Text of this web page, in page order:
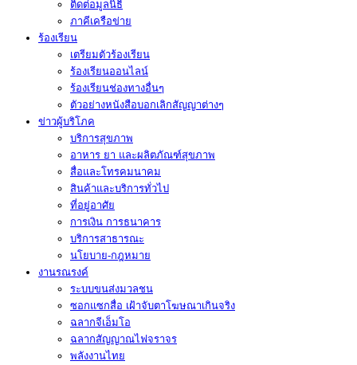
ติดต่อมูลนิธิ
ภาคีเครือข่าย
ร้องเรียน
เตรียมตัวร้องเรียน
ร้องเรียนออนไลน์
ร้องเรียนช่องทางอื่นๆ
ตัวอย่างหนังสือบอกเลิกสัญญาต่างๆ
ข่าวผู้บริโภค
บริการสุขภาพ
อาหาร ยา และผลิตภัณฑ์สุขภาพ
สื่อและโทรคมนาคม
สินค้าและบริการทั่วไป
ที่อยู่อาศัย
การเงิน การธนาคาร
บริการสาธารณะ
นโยบาย-กฎหมาย
งานรณรงค์
ระบบขนส่งมวลชน
ซอกแซกสื่อ เฝ้าจับตาโฆษณาเกินจริง
ฉลากจีเอ็มโอ
ฉลากสัญญาณไฟจราจร
พลังงานไทย